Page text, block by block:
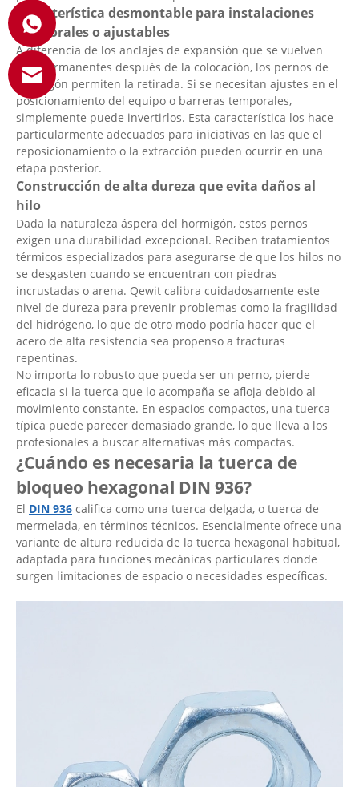
Característica desmontable para instalaciones
temporales o ajustables
A diferencia de los anclajes de expansión que se vuelven
casi permanentes después de la colocación, los pernos de
hormigón permiten la retirada. Si se necesitan ajustes en el
posicionamiento del equipo o barreras temporales,
simplemente puede invertirlos. Esta característica los hace
particularmente adecuados para iniciativas en las que el
reposicionamiento o la extracción pueden ocurrir en una
etapa posterior.
Construcción de alta dureza que evita daños al
hilo
Dada la naturaleza áspera del hormigón, estos pernos
exigen una durabilidad excepcional. Reciben tratamientos
térmicos especializados para asegurarse de que los hilos no
se desgasten cuando se encuentran con piedras
incrustadas o arena. Qewit calibra cuidadosamente este
nivel de dureza para prevenir problemas como la fragilidad
del hidrógeno, lo que de otro modo podría hacer que el
acero de alta resistencia sea propenso a fracturas
repentinas.
No importa lo robusto que pueda ser un perno, pierde
eficacia si la tuerca que lo acompaña se afloja debido al
movimiento constante. En espacios compactos, una tuerca
típica puede parecer demasiado grande, lo que lleva a los
profesionales a buscar alternativas más compactas.
¿Cuándo es necesaria la tuerca de
bloqueo hexagonal DIN 936?
El DIN 936 califica como una tuerca delgada, o tuerca de
mermelada, en términos técnicos. Esencialmente ofrece una
variante de altura reducida de la tuerca hexagonal habitual,
adaptada para funciones mecánicas particulares donde
surgen limitaciones de espacio o necesidades específicas.